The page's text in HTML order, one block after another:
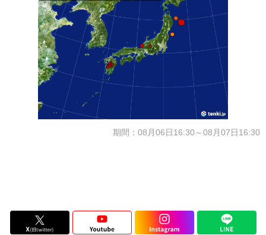
期間：08月06日16:30～08月07日16:30